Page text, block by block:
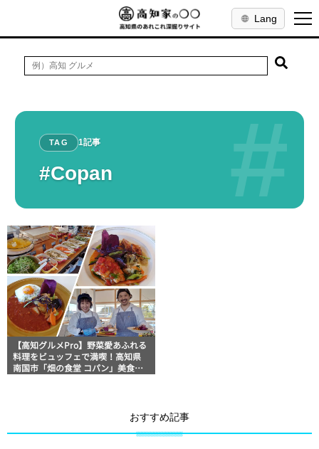
Lang
#
TAG 1記事
#Copan
【高知グルメPro】野菜愛あふれる
料理をビュッフェで満喫！高知県
南国市「畑の食堂 コパン」美食お
おすすめ記事